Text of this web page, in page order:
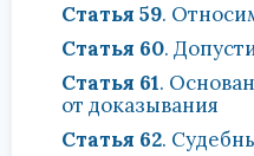
Статья 59.
Статья 60.
Статья 61.
от доказывания
Статья 62.